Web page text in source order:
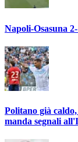
Napoli-Osasuna
Politano già
manda segnali